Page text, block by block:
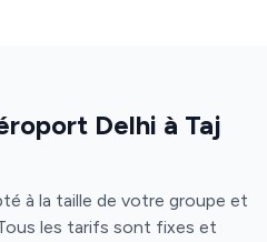
Delhi à Taj
à la taille de votre groupe et
les tarifs sont fixes et